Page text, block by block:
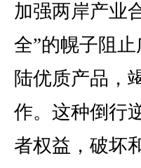
加强两岸产业
全”的幌子阻
陆优质产品，
作。这种倒行
者权益，破坏